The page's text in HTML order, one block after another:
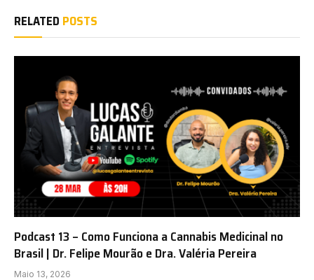
RELATED POSTS
Podcast 13 – Como Funciona a Cannabis Medicinal no
Brasil | Dr. Felipe Mourão e Dra. Valéria Pereira
Maio 13, 2026